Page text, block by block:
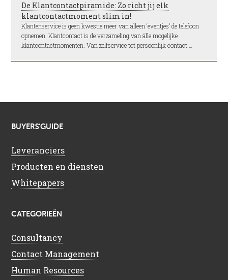
De Klantcontactpiramide: Zo richt jij elk
klantcontactmoment slim in!
Klantenservice is geen kwestie meer van alleen ‘eventjes’ de telefoon
opnemen. Klantcontact is de verzameling van álle mogelijke
klantcontactmomenten. Van zelfservice tot persoonlijk contact …
BUYERS’GUIDE
Leveranciers
Producten en diensten
Whitepapers
CATEGORIEËN
Consultancy
Contact Management
Human Resources